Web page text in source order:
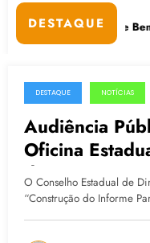
DESTAQUE
Digitais e Bem-
14.05.2015
DESTAQUE NOTÍCIAS
Audiência
Oficina
de maio
O Conselho Estadual de
“Construção do Informe